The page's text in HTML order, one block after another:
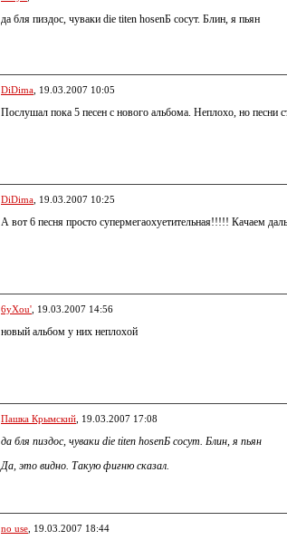
да бля пиздос, чуваки die titen hosenБ сосут. Блин, я пьян
DiDima , 19.03.2007 10:05
Послушал пока 5 песен с нового альбома. Неплохо, но песни
DiDima , 19.03.2007 10:25
А вот 6 песня просто супермегаохуетительная!!!!! Качаем
6yXou' , 19.03.2007 14:56
новый альбом у них неплохой
Пашка Крымский , 19.03.2007 17:08
да бля пиздос, чуваки die titen hosenБ сосут. Блин, я пьян
Да, это видно. Такую фигню сказал.
no use , 19.03.2007 18:44